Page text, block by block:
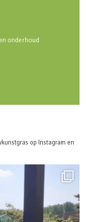
onderhoud
op Instagram en